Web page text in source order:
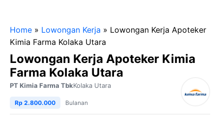
Home » Lowongan Kerja » Lowongan Kerja Apoteker
Kimia Farma Kolaka Utara
Lowongan Kerja Apoteker Kimia
Farma Kolaka Utara
PT Kimia Farma TbkKolaka Utara
Rp 2.800.000 Bulanan